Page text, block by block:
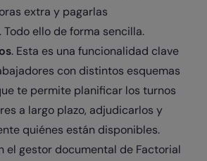
extra y pagarlas
ello de forma sencilla.
. Esta es una funcionalidad clave
con distintos esquemas
te permite planificar los turnos
a largo plazo, adjudicarlos y
quiénes están disponibles.
el gestor documental de Factorial